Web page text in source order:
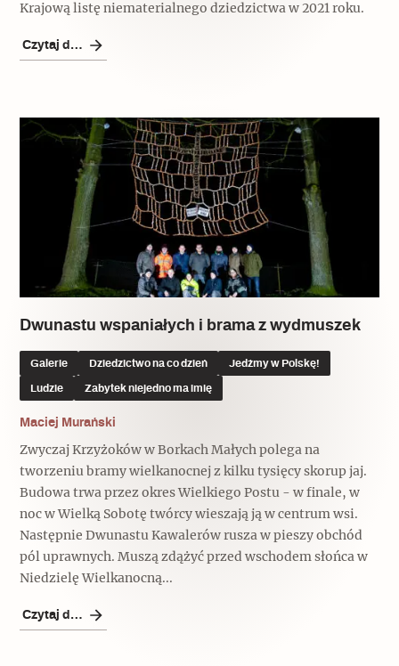
Krajową listę niematerialnego dziedzictwa w 2021 roku.
Czytaj dalej
Dwunastu wspaniałych i brama z wydmuszek
Galerie Dziedzictwo na co dzień Jedźmy w Polskę!
Ludzie Zabytek niejedno ma imię
Maciej Murański
Zwyczaj Krzyżoków w Borkach Małych polega na
tworzeniu bramy wielkanocnej z kilku tysięcy skorup jaj.
Budowa trwa przez okres Wielkiego Postu - w finale, w
noc w Wielką Sobotę twórcy wieszają ją w centrum wsi.
Następnie Dwunastu Kawalerów rusza w pieszy obchód
pól uprawnych. Muszą zdążyć przed wschodem słońca w
Niedzielę Wielkanocną...
Czytaj dalej